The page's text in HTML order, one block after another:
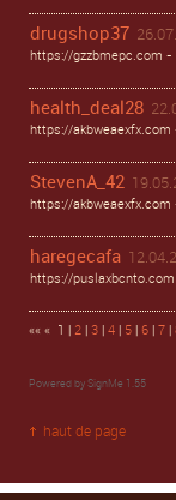
drugshop37
https://gzzbmepc.com
health_deal28
https://akbweaexfx.com
StevenA_42
https://akbweaexfx.com
haregecafa
https://
«« « 1 | 2 | 3 | 4 | 5 | 6 | 7 |
Powered by SignMe 1.55
haut de page